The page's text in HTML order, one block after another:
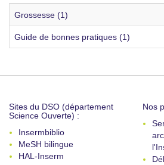
Grossesse (1)
Guide de bonnes pratiques (1)
Sites du DSO (département
Science Ouverte) :
Insermbiblio
MeSH bilingue
HAL-Inserm
Nos